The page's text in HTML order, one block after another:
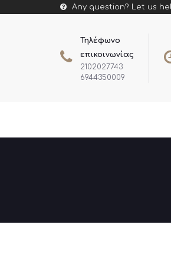
Any question? Let us
Τηλέφωνο
επικοινωνίας
2102027743
6944350009